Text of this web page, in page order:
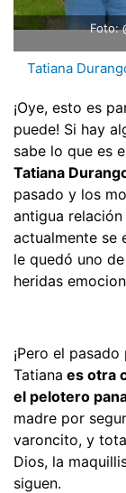
Foto:
Tatiana
¡Oye, esto es
puede! Si hay
sabe lo que es
Tatiana
pasado y los
antigua
actualmente se
le quedó uno
heridas
¡Pero el
Tatiana es otra
el pelotero
madre por
varoncito, y
Dios, la
siguen.